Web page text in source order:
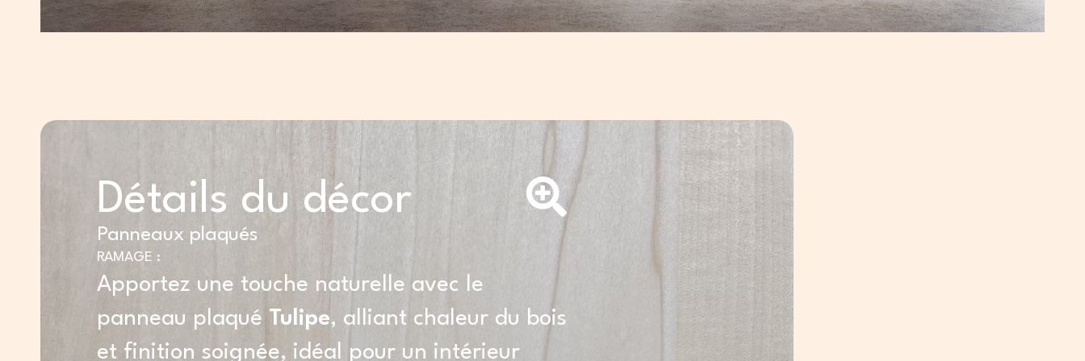
Détails du décor
Panneaux plaqués
RAMAGE :
Apportez une touche naturelle avec le
panneau plaqué Tulipe, alliant chaleur du bois
et finition soignée, idéal pour un intérieur